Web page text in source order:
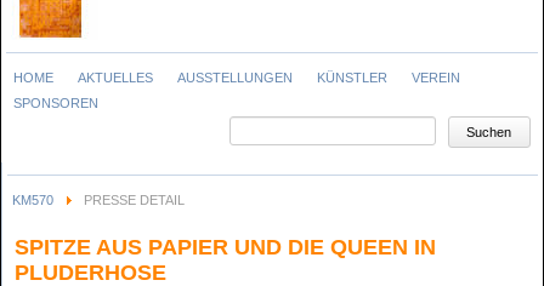
Navigation
überspringen
HOME AKTUELLES AUSSTELLUNGEN KÜNSTLER
VEREIN
SPONSOREN
Suchen
KM570 PRESSE DETAIL
SPITZE AUS PAPIER UND DIE QUEEN IN
PLUDERHOSE